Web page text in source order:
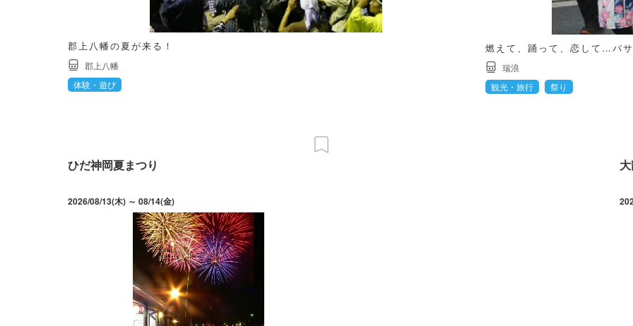
郡上八幡の夏が来る！
郡上八幡
体験・遊び
燃えて、踊って、恋して…バ
瑞浪
観光・旅行
祭り
ひだ神岡夏まつり
2026/08/13(木) ～ 08/14(金)